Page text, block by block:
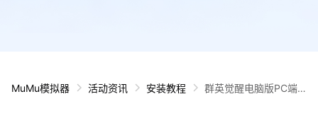
MuMu模拟器 活动资讯 安装教程
群英觉醒电脑版PC端